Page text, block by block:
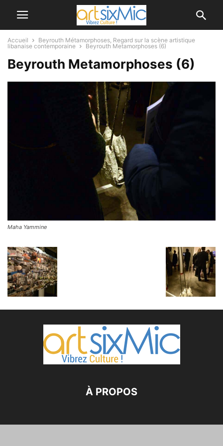
Accueil
Beyrouth Métamorphoses, Regard sur la scène artistique
libanaise contemporaine
Beyrouth Metamorphoses (6)
Beyrouth Metamorphoses (6)
Maha Yammine
À PROPOS